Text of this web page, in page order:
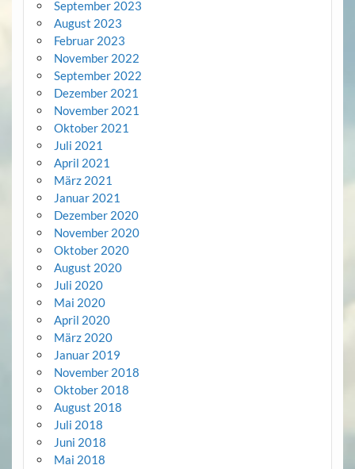
September 2023
August 2023
Februar 2023
November 2022
September 2022
Dezember 2021
November 2021
Oktober 2021
Juli 2021
April 2021
März 2021
Januar 2021
Dezember 2020
November 2020
Oktober 2020
August 2020
Juli 2020
Mai 2020
April 2020
März 2020
Januar 2019
November 2018
Oktober 2018
August 2018
Juli 2018
Juni 2018
Mai 2018